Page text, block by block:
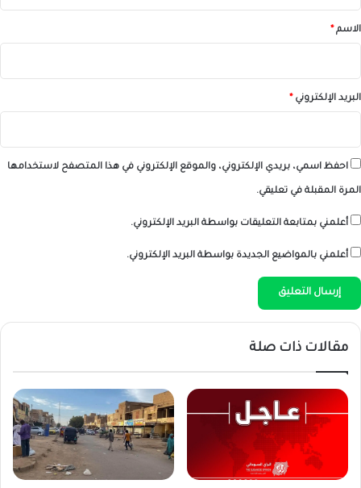
*الاسم *
البريد الإلكتروني *
احفظ اسمي، بريدي الإلكتروني، والموقع الإلكتروني في هذا المتصفح لاستخدامها
المرة المقبلة في تعليقي.
أعلمني بمتابعة التعليقات بواسطة البريد الإلكتروني.
أعلمني بالمواضيع الجديدة بواسطة البريد الإلكتروني.
مقالات ذات صلة